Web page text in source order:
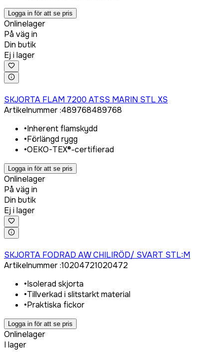
Logga in för att se pris
Onlinelager
På väg in
Din butik
Ej i lager
SKJORTA FLAM 7200 ATSS MARIN STL XS
Artikelnummer:489768489768
•Inherent flamskydd
•Förlängd rygg
•OEKO-TEX®-certifierad
Logga in för att se pris
Onlinelager
På väg in
Din butik
Ej i lager
SKJORTA FODRAD AW CHILIRÖD/ SVART STL:M
Artikelnummer:10204721020472
•Isolerad skjorta
•Tillverkad i slitstarkt material
•Praktiska fickor
Logga in för att se pris
Onlinelager
I lager